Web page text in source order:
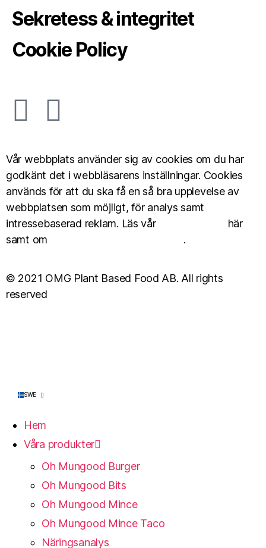
Sekretess & integritet
Cookie Policy
Vår webbplats använder sig av cookies om du har
godkänt det i webbläsarens inställningar. Cookies
används för att du ska få en så bra upplevelse av
webbplatsen som möjligt, för analys samt
intressebaserad reklam. Läs vår
här
samt om
.
© 2021 OMG Plant Based Food AB. All rights
reserved
SWE
Hem
Våra produkter
Oh Mungood Burger
Oh Mungood Bits
Oh Mungood Mince
Oh Mungood Mince Taco
Näringsanalys